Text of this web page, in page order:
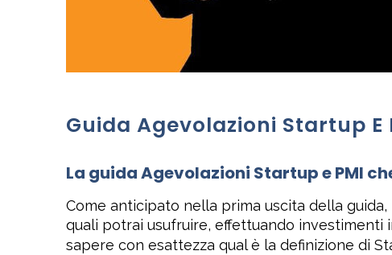
Guida Agevolazioni Startup E
La guida Agevolazioni Startup e PMI
Come anticipato nella prima uscita della
quali potrai usufruire, effettuando investimenti
sapere con esattezza qual è la definizione di